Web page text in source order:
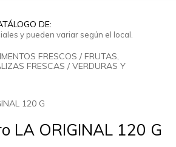
DE:
y pueden variar según el local.
FRESCOS / FRUTAS,
FRESCAS /VERDURAS Y
LA ORIGINAL 120 G